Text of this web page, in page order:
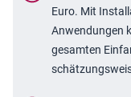
Euro. Mit
Anwendungen
gesamten